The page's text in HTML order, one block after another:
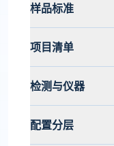
样品标准
项目清单
检测与仪器
配置分层